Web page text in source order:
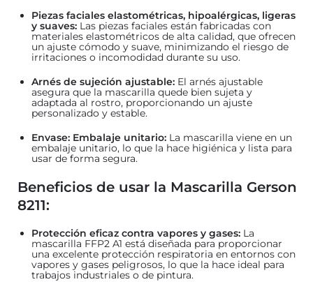
Piezas faciales elastométricas, hipoalérgicas, ligeras
y suaves: Las piezas faciales están fabricadas con
materiales elastométricos de alta calidad, que ofrecen
un ajuste cómodo y suave, minimizando el riesgo de
irritaciones o incomodidad durante su uso.
Arnés de sujeción ajustable: El arnés ajustable
asegura que la mascarilla quede bien sujeta y
adaptada al rostro, proporcionando un ajuste
personalizado y estable.
Envase: Embalaje unitario: La mascarilla viene en un
embalaje unitario, lo que la hace higiénica y lista para
usar de forma segura.
Beneficios de usar la Mascarilla Gerson
8211:
Protección eficaz contra vapores y gases: La
mascarilla FFP2 A1 está diseñada para proporcionar
una excelente protección respiratoria en entornos con
vapores y gases peligrosos, lo que la hace ideal para
trabajos industriales o de pintura.